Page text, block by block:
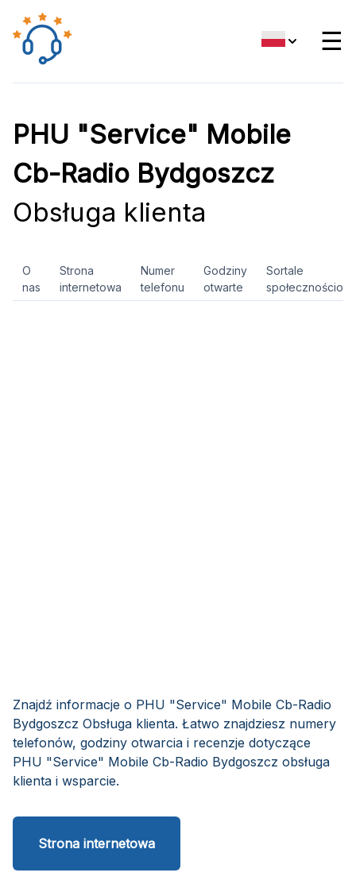
☰
PHU "Service" Mobile
Cb-Radio Bydgoszcz
Obsługa klienta
O
nas
Strona
internetowa
Numer
telefonu
Godziny
otwarte
Sortale
Znajdź informacje o PHU "Service" Mobile Cb-Radio
Bydgoszcz Obsługa klienta. Łatwo znajdziesz numery
telefonów, godziny otwarcia i recenzje dotyczące
PHU "Service" Mobile Cb-Radio Bydgoszcz obsługa
klienta i wsparcie.
Strona internetowa